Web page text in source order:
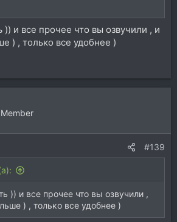
)) и все прочее что вы озвучили , и
) , только все удобнее )
#139
)) и все прочее что вы озвучили ,
) , только все удобнее )